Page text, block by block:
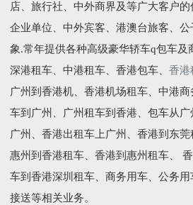
店、旅行社、中外商界及等广大客户
企业单位、中外宾客、港澳台旅客、
象.常年提供各种高级豪华轿车q包车及
深港租车、中港租车、香港包车、 香港
广州到香港机、香港机场租车、中港
车到广州、广州租车到香港、包车从广
广州、香港出租车上广州、香港到东莞
惠州到香港租车、香港到惠州租车、
车到香港深圳租车、商务用车、公务
接送等相关业务。